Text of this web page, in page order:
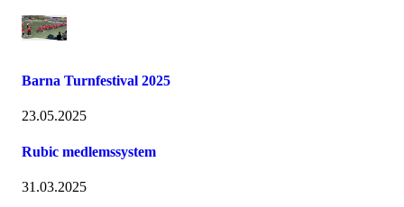
Barna Turnfestival 2025
23.05.2025
Rubic medlemssystem
31.03.2025